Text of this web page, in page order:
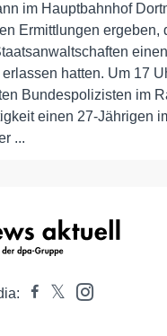
im Hauptbahnhof
Ermittlungen ergeben,
hatten. Um 17
Bundespolizisten im
einen 27-Jährigen
...